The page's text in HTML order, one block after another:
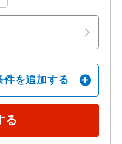
件を追加する
る